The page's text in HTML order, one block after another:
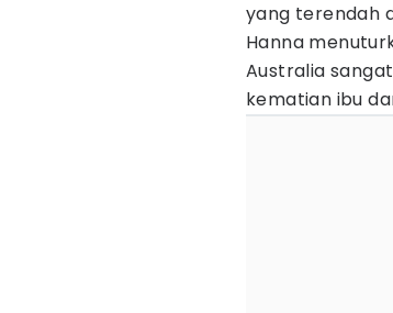
yang terendah
Hanna
Australia
kematian ibu